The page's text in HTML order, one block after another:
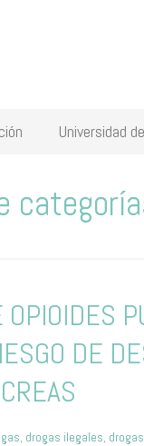
Universidad
OPIOIDES
DE
, drogas ilegales,